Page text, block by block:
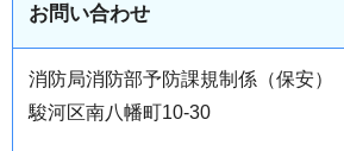
お問い合わせ
消防局消防部予防課規制係（保安）
駿河区南八幡町10-30